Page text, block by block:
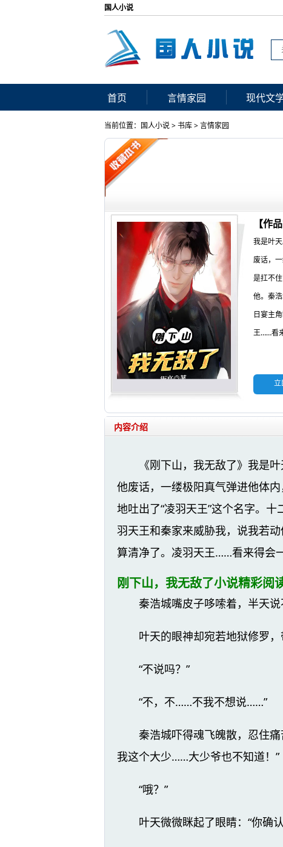
国人小说
首页 言情家园 现代文
当前位置： 国人小说>书库>言情家园
【作
我是叶
废话，
是扛不
他。秦
日宴主
王……看
立
内容介绍
《刚下山，我无敌了》我是
他废话，一缕极阳真气弹进他体
地吐出了“凌羽天王”这个名字。
羽天王和秦家来威胁我，说我若
算清净了。凌羽天王……看来得会
刚下山，我无敌了小说精彩阅
秦浩城嘴皮子哆嗦着，半天说
叶天的眼神却宛若地狱修罗，
“不说吗？”
“不，不……不我不想说……”
秦浩城吓得魂飞魄散，忍住
我这个大少……大少爷也不知道！”
“哦？”
叶天微微眯起了眼睛：“你确